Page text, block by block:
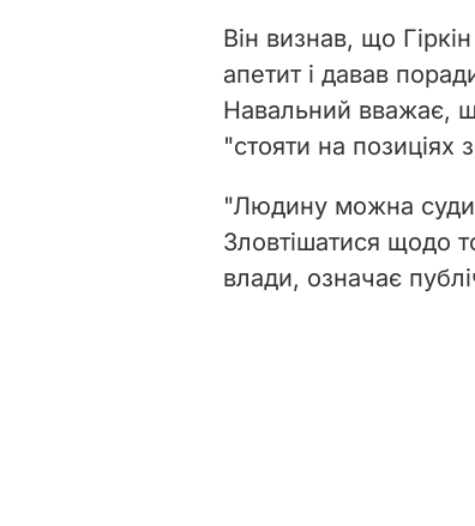
Він визнав, що
апетит і давав
Навальний вважає,
"стояти на позиціях
"Людину можна
Зловтішатися щодо
влади, означає